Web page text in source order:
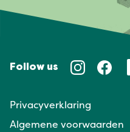
Follow us
Privacyverklaring
Algemene voorwaarden